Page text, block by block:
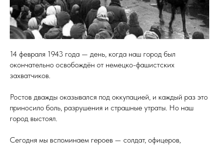
14 февраля 1943 года — день, когда наш город был
окончательно освобождён от немецко-фашистских
захватчиков.
Ростов дважды оказывался под оккупацией, и каждый раз это
приносило боль, разрушения и страшные утраты. Но наш
город выстоял.
Сегодня мы вспоминаем героев — солдат, офицеров,